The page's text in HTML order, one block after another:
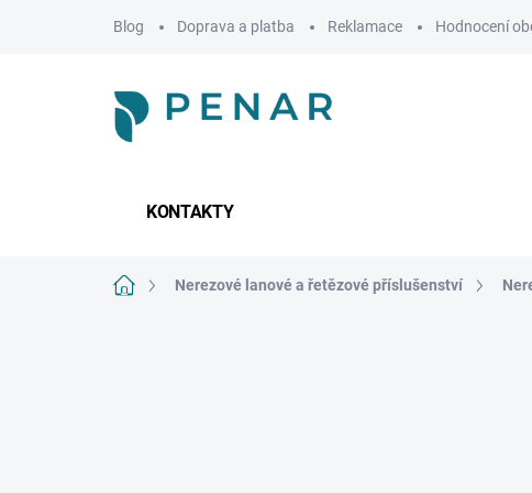
Blog Doprava a platba Reklamace Hodnocení
KONTAKTY
Domů Nerezové lanové a řetězové příslušenství